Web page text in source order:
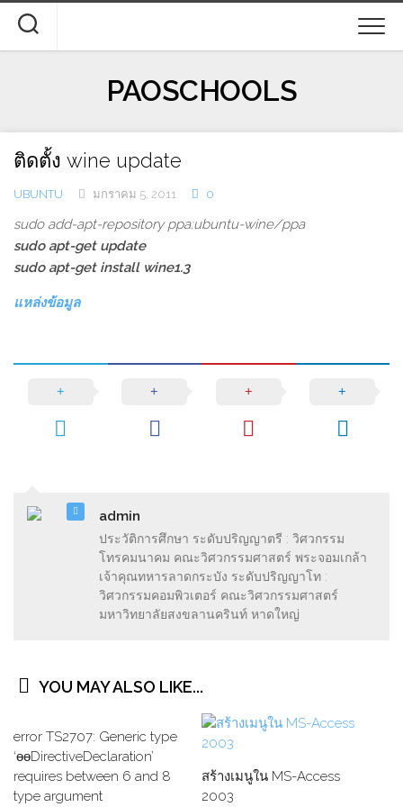
content
PAOSCHOOLS
ติดตั้ง wine update
UBUNTU มกราคม 5, 2011 0
sudo add-apt-repository ppa:ubuntu-wine/ppa
sudo apt-get update
sudo apt-get install wine1.3
แหล่งข้อมูล
admin
ประวัติการศึกษา ระดับปริญญาตรี : วิศวกรรม
โทรคมนาคม คณะวิศวกรรมศาสตร์ พระจอมเกล้า
เจ้าคุณทหารลาดกระบัง ระดับปริญญาโท :
วิศวกรรมคอมพิวเตอร์ คณะวิศวกรรมศาสตร์
มหาวิทยาลัยสงขลานครินท์ หาดใหญ่
YOU MAY ALSO LIKE...
error TS2707: Generic type
‘ɵɵDirectiveDeclaration’
requires between 6 and 8
type argument
สร้างเมนูใน MS-Access
2003